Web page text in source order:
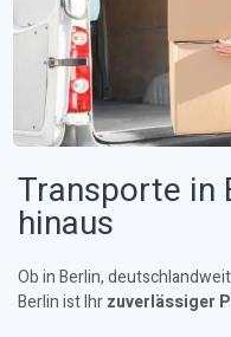
Transporte in
hinaus
Ob in Berlin,
Berlin ist Ihrzuverlässiger